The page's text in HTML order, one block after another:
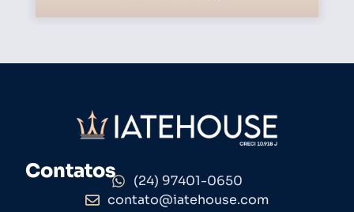
Contatos
(24) 97401-0650
contato@iatehouse.com